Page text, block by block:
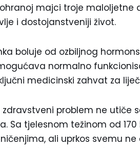
majci troje maloljetne
i dostojanstveniji život.
boluje od ozbiljnog
normalno
medicinski zahvat za
zdravstveni problem ne utiče
Sa tjelesnom težinom od
ali uprkos svemu